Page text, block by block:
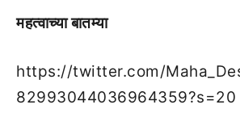
महत्वाच्या बातम्या
https://twitter.com/
82993044036964359?s=20